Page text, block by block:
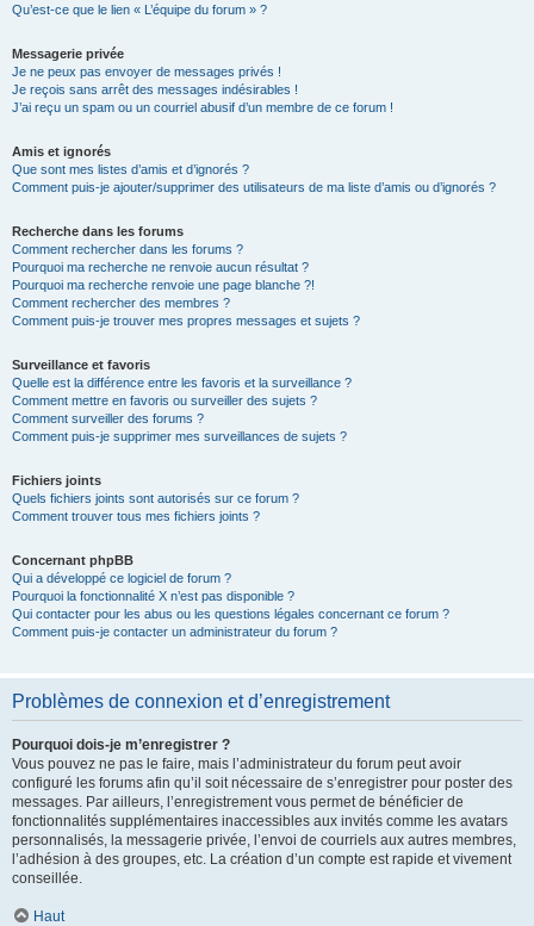
Qu’est-ce que le lien « L’équipe du forum » ?
Messagerie privée
Je ne peux pas envoyer de messages privés !
Je reçois sans arrêt des messages indésirables !
J’ai reçu un spam ou un courriel abusif d’un membre de ce forum !
Amis et ignorés
Que sont mes listes d’amis et d’ignorés ?
Comment puis-je ajouter/supprimer des utilisateurs de ma liste d’amis ou d’ignorés ?
Recherche dans les forums
Comment rechercher dans les forums ?
Pourquoi ma recherche ne renvoie aucun résultat ?
Pourquoi ma recherche renvoie une page blanche ?!
Comment rechercher des membres ?
Comment puis-je trouver mes propres messages et sujets ?
Surveillance et favoris
Quelle est la différence entre les favoris et la surveillance ?
Comment mettre en favoris ou surveiller des sujets ?
Comment surveiller des forums ?
Comment puis-je supprimer mes surveillances de sujets ?
Fichiers joints
Quels fichiers joints sont autorisés sur ce forum ?
Comment trouver tous mes fichiers joints ?
Concernant phpBB
Qui a développé ce logiciel de forum ?
Pourquoi la fonctionnalité X n’est pas disponible ?
Qui contacter pour les abus ou les questions légales concernant ce forum ?
Comment puis-je contacter un administrateur du forum ?
Problèmes de connexion et d’enregistrement
Pourquoi dois-je m’enregistrer ?
Vous pouvez ne pas le faire, mais l’administrateur du forum peut avoir
configuré les forums afin qu’il soit nécessaire de s’enregistrer pour poster des
messages. Par ailleurs, l’enregistrement vous permet de bénéficier de
fonctionnalités supplémentaires inaccessibles aux invités comme les avatars
personnalisés, la messagerie privée, l’envoi de courriels aux autres membres,
l’adhésion à des groupes, etc. La création d’un compte est rapide et vivement
conseillée.
Haut